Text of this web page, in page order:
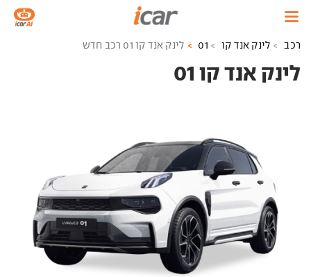
רכב לינק אנד קו 01 לינק אנד קו 01 רכב חדש
לינק אנד קו 01 ‏